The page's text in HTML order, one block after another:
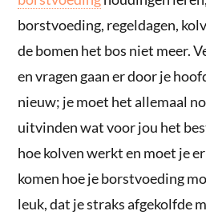
borstvoeding, regeldagen,
de bomen het bos niet meer.
en vragen gaan er door je
nieuw; je moet het allemaal
uitvinden wat voor jou het
hoe kolven werkt en moet je
komen hoe je borstvoeding
leuk, dat je straks afgekolfde